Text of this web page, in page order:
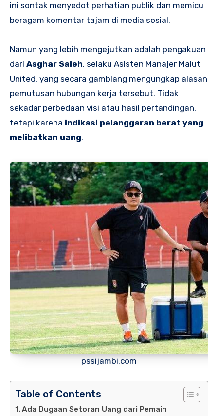
ini sontak menyedot perhatian publik dan memicu
beragam komentar tajam di media sosial.
Namun yang lebih mengejutkan adalah pengakuan
dari Asghar Saleh, selaku Asisten Manajer Malut
United, yang secara gamblang mengungkap alasan
pemutusan hubungan kerja tersebut. Tidak
sekadar perbedaan visi atau hasil pertandingan,
tetapi karena indikasi pelanggaran berat yang
melibatkan uang.
pssijambi.com
Table of Contents
Ada Dugaan Setoran Uang dari Pemain